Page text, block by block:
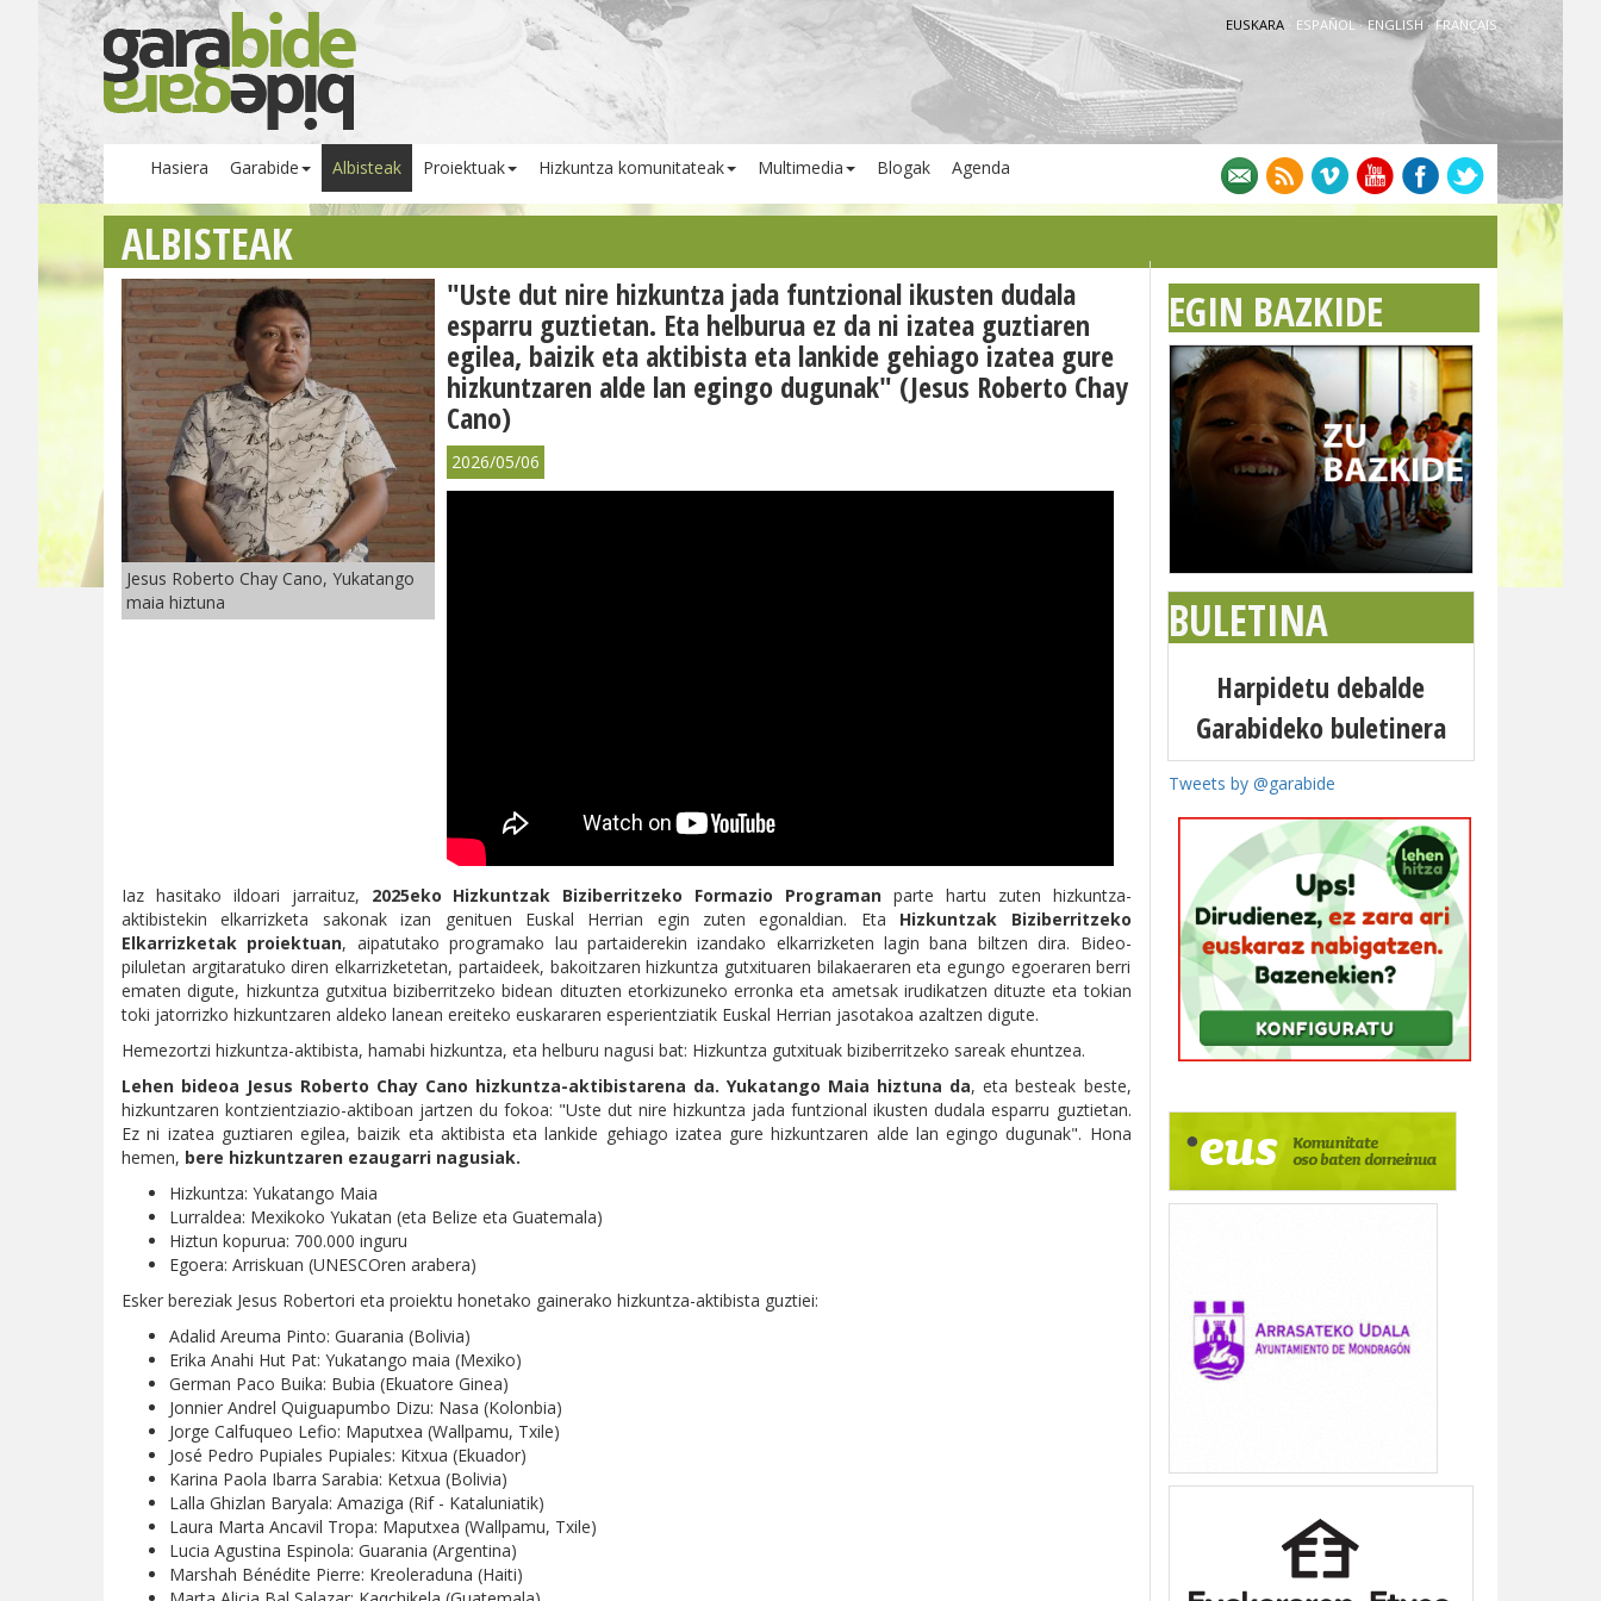
EUSKARA · ESPAÑOL· ENGLISH · FRANÇAIS
Hasiera Garabide Albisteak Proiektuak Hizkuntza komunitateak Multimedia Blogak Agenda
ALBISTEAK
Jesus Roberto Chay Cano, Yukatango
maia hiztuna
"Uste dut nire hizkuntza jada funtzional ikusten dudala
esparru guztietan. Eta helburua ez da ni izatea guztiaren
egilea, baizik eta aktibista eta lankide gehiago izatea gure
hizkuntzaren alde lan egingo dugunak" (Jesus Roberto Chay
Cano)
2026/05/06
Iaz hasitako ildoari jarraituz, 2025eko Hizkuntzak Biziberritzeko Formazio Programan parte hartu zuten hizkuntza-
aktibistekin elkarrizketa sakonak izan genituen Euskal Herrian egin zuten egonaldian. Eta Hizkuntzak Biziberritzeko
Elkarrizketak proiektuan, aipatutako programako lau partaiderekin izandako elkarrizketen lagin bana biltzen dira. Bideo-
piluletan argitaratuko diren elkarrizketetan, partaideek, bakoitzaren hizkuntza gutxituaren bilakaeraren eta egungo egoeraren berri
ematen digute, hizkuntza gutxitua biziberritzeko bidean dituzten etorkizuneko erronka eta ametsak irudikatzen dituzte eta tokian
toki jatorrizko hizkuntzaren aldeko lanean ereiteko euskararen esperientziatik Euskal Herrian jasotakoa azaltzen digute.
Hemezortzi hizkuntza-aktibista, hamabi hizkuntza, eta helburu nagusi bat: Hizkuntza gutxituak biziberritzeko sareak ehuntzea.
Lehen bideoa Jesus Roberto Chay Cano hizkuntza-aktibistarena da. Yukatango Maia hiztuna da, eta besteak beste,
hizkuntzaren kontzientziazio-aktiboan jartzen du fokoa: "Uste dut nire hizkuntza jada funtzional ikusten dudala esparru guztietan.
Ez ni izatea guztiaren egilea, baizik eta aktibista eta lankide gehiago izatea gure hizkuntzaren alde lan egingo dugunak". Hona
hemen, bere hizkuntzaren ezaugarri nagusiak.
Hizkuntza: Yukatango Maia
Lurraldea: Mexikoko Yukatan (eta Belize eta Guatemala)
Hiztun kopurua: 700.000 inguru
Egoera: Arriskuan (UNESCOren arabera)
Esker bereziak Jesus Robertori eta proiektu honetako gainerako hizkuntza-aktibista guztiei:
Adalid Areuma Pinto: Guarania (Bolivia)
Erika Anahi Hut Pat: Yukatango maia (Mexiko)
German Paco Buika: Bubia (Ekuatore Ginea)
Jonnier Andrel Quiguapumbo Dizu: Nasa (Kolonbia)
Jorge Calfuqueo Lefio: Maputxea (Wallpamu, Txile)
José Pedro Pupiales Pupiales: Kitxua (Ekuador)
Karina Paola Ibarra Sarabia: Ketxua (Bolivia)
Lalla Ghizlan Baryala: Amaziga (Rif - Kataluniatik)
Laura Marta Ancavil Tropa: Maputxea (Wallpamu, Txile)
Lucia Agustina Espinola: Guarania (Argentina)
Marshah Bénédite Pierre: Kreoleraduna (Haiti)
EGIN BAZKIDE
BULETINA
Harpidetu debalde
Garabideko buletinera
Tweets by @garabide